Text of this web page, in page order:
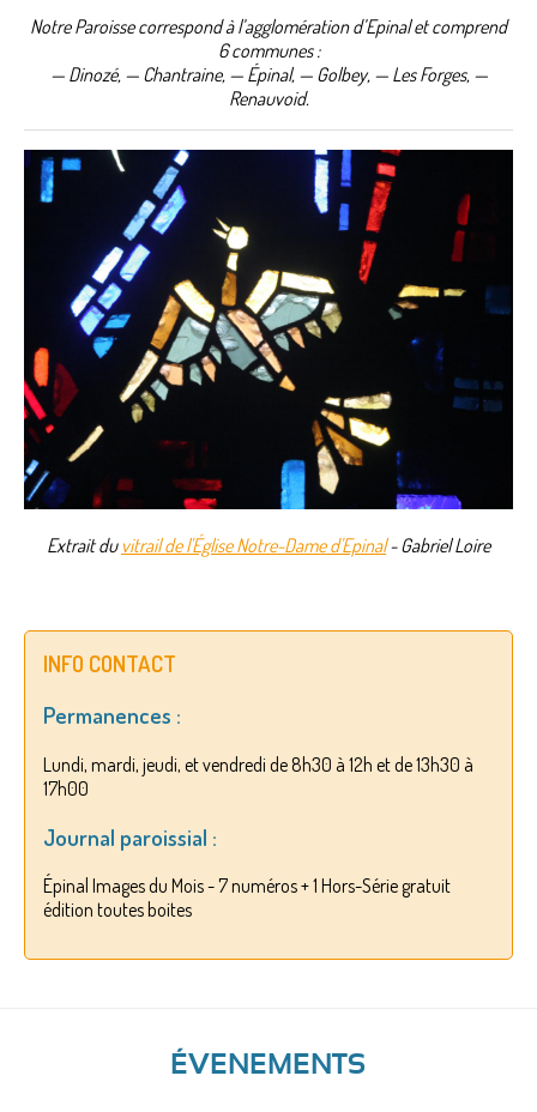
Notre Paroisse correspond à l’agglomération d’Epinal et comprend
6 communes :
— Dinozé, — Chantraine, — Épinal, — Golbey, — Les Forges, —
Renauvoid.
Extrait du vitrail de l'Église Notre-Dame d'Epinal- Gabriel Loire
INFO CONTACT
Permanences :
Lundi, mardi, jeudi, et vendredi de 8h30 à 12h et de 13h30 à
17h00
Journal paroissial :
Épinal Images du Mois - 7 numéros + 1 Hors-Série gratuit
édition toutes boites
ÉVENEMENTS